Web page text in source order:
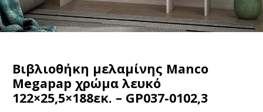
Βιβλιοθήκη μελαμίνης Manco
Megapap χρώμα λευκό
122×25,5×188εκ. – GP037-0102,3